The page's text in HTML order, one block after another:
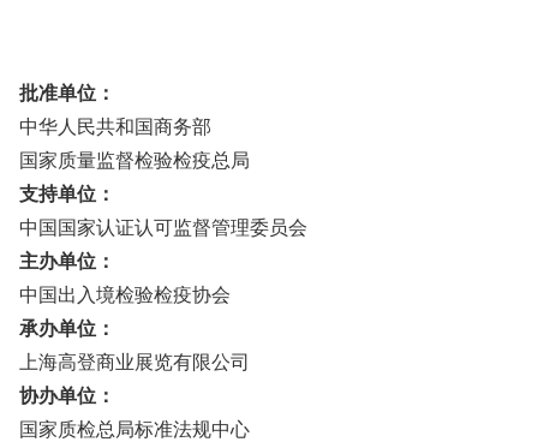
批准单位：
中华人民共和国商务部
国家质量监督检验检疫总局
支持单位：
中国国家认证认可监督管理委员会
主办单位：
中国出入境检验检疫协会
承办单位：
上海高登商业展览有限公司
协办单位：
国家质检总局标准法规中心